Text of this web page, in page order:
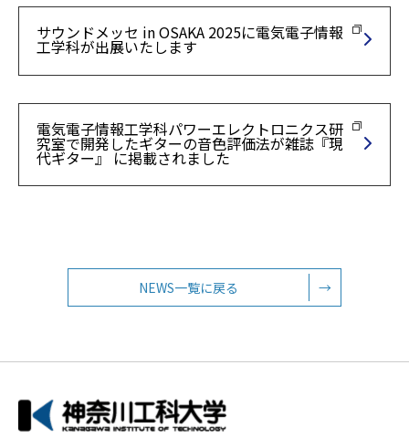
サウンドメッセ in OSAKA 2025に電気電子情報
工学科が出展いたします
電気電子情報工学科パワーエレクトロニクス研
究室で開発したギターの音色評価法が雑誌『現
代ギター』 に掲載されました
NEWS一覧に戻る →